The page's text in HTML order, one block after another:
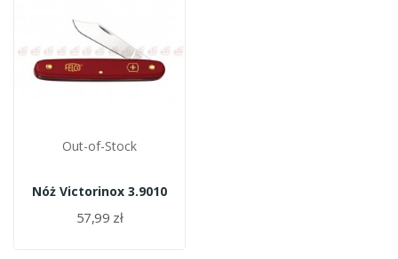
Out-of-Stock
Nóż Victorinox 3.9010
57,99 zł